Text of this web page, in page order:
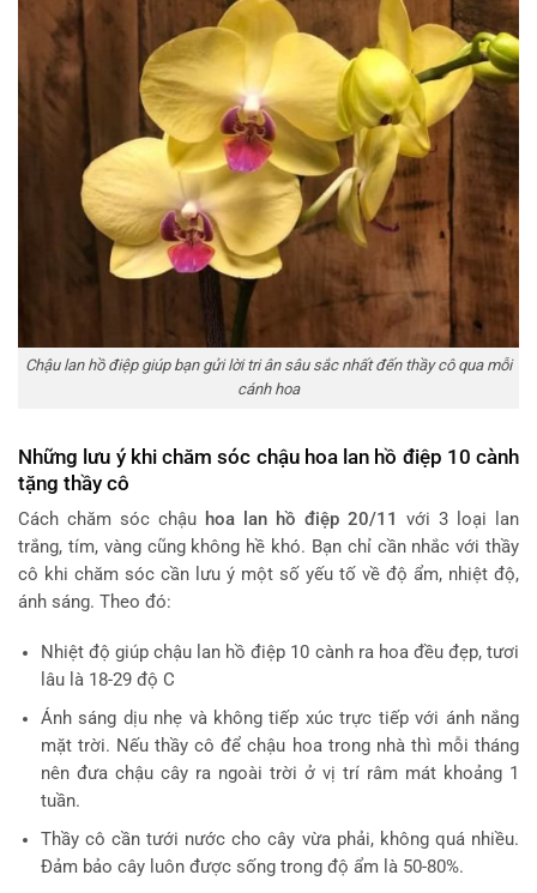
Chậu lan hồ điệp giúp bạn gửi lời tri ân sâu sắc nhất đến thầy cô qua mỗi
cánh hoa
Những lưu ý khi chăm sóc chậu hoa lan hồ điệp 10 cành
tặng thầy cô
Cách chăm sóc chậu hoa lan hồ điệp 20/11
với 3 loại lan
trắng, tím, vàng cũng không hề khó. Bạn chỉ cần nhắc với thầy
cô khi chăm sóc cần lưu ý một số yếu tố về độ ẩm, nhiệt độ,
ánh sáng. Theo đó:
Nhiệt độ giúp chậu lan hồ điệp 10 cành ra hoa đều đẹp, tươi
lâu là 18-29 độ C
Ánh sáng dịu nhẹ và không tiếp xúc trực tiếp với ánh nắng
mặt trời. Nếu thầy cô để chậu hoa trong nhà thì mỗi tháng
nên đưa chậu cây ra ngoài trời ở vị trí râm mát khoảng 1
tuần.
Thầy cô cần tưới nước cho cây vừa phải, không quá nhiều.
Đảm bảo cây luôn được sống trong độ ẩm là 50-80%.